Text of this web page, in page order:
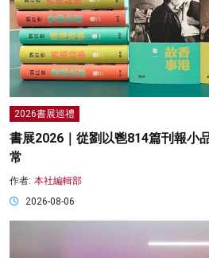
2026書展巡禮
書展2026｜從劉以鬯814篇刊報小
常
作者: 本社編輯部
2026-08-06